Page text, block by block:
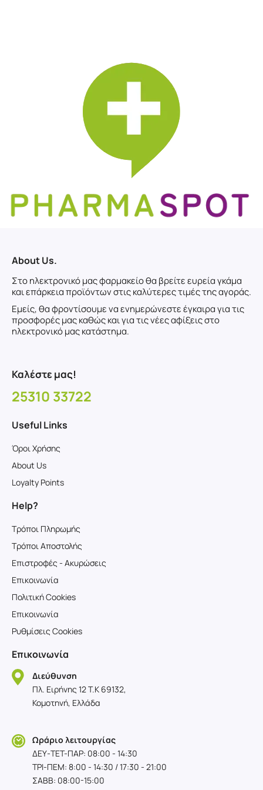
About Us.
Στο ηλεκτρονικό μας φαρμακείο θα βρείτε ευρεία γκάμα
και επάρκεια προϊόντων στις καλύτερες τιμές της αγοράς.
Εμείς, θα φροντίσουμε να ενημερώνεστε έγκαιρα για τις
προσφορές μας καθώς και για τις νέες αφίξεις στο
ηλεκτρονικό μας κατάστημα.
Καλέστε μας!
25310 33722
Useful Links
Όροι Χρήσης
About Us
Loyalty Points
Help?
Τρόποι Πληρωμής
Τρόποι Αποστολής
Επιστροφές - Ακυρώσεις
Επικοινωνία
Πολιτική Cookies
Επικοινωνία
Ρυθμίσεις Cookies
Επικοινωνία
Διεύθυνση
Πλ. Ειρήνης 12 T.K 69132,
Κομοτηνή, Ελλάδα
Ωράριο λειτουργίας
ΔΕΥ-TET-ΠΑΡ: 08:00 - 14:30
ΤΡΙ-ΠΕΜ: 8:00 - 14:30 / 17:30 - 21:00
ΣΑΒΒ: 08:00-15:00